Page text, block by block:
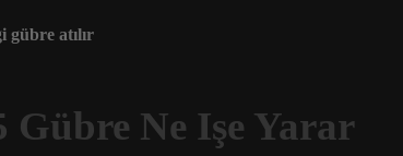
gübre atılır
Gübre Ne Işe Yarar